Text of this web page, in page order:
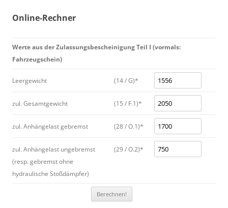
Online-Rechner
Werte aus der Zulassungsbescheinigung Teil I (vormals:
Fahrzeugschein)
Leergewicht (14 / G)*
zul. Gesamtgewicht (15 / F.1)*
zul. Anhängelast gebremst (28 / O.1)*
zul. Anhängelast ungebremst
(resp. gebremst ohne
hydraulische Stoßdämpfer)
(29 / O.2)*